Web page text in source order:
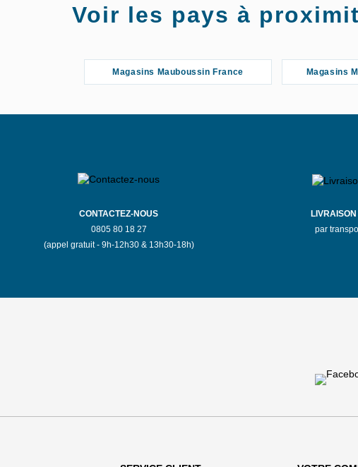
29/08/2026 de 10h30 à 13h00 et
de 14h00 à 19h00
4.43 / 5
(7 avis)
EN SAVOIR
S'Y
Voir les pays à
Magasins Mauboussin France Magasins
CONTACTEZ-NOUS
0805 80 18 27
(appel gratuit - 9h-12h30 & 13h30-18h)
par